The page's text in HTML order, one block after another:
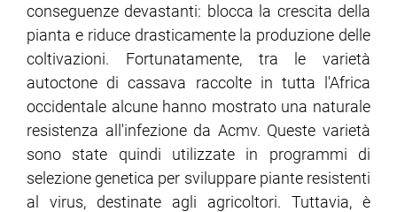
conseguenze devastanti: blocca la crescita della
pianta e riduce drasticamente la produzione delle
coltivazioni. Fortunatamente, tra le varietà
autoctone di cassava raccolte in tutta l'Africa
occidentale alcune hanno mostrato una naturale
resistenza all'infezione da Acmv. Queste varietà
sono state quindi utilizzate in programmi di
selezione genetica per sviluppare piante resistenti
al virus, destinate agli agricoltori. Tuttavia, è